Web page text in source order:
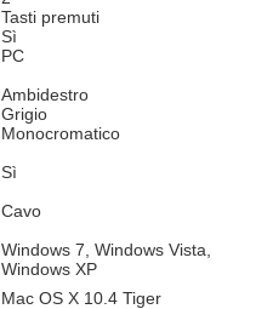
Tasti premuti
Sì
PC
Ambidestro
Grigio
Monocromatico
Sì
Cavo
Windows 7, Windows Vista,
Windows XP
Mac OS X 10.4 Tiger